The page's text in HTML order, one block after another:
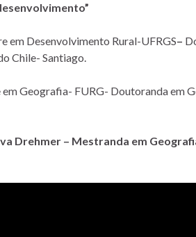
em Desenvolvimento Rural-UFRGS–
Chile- Santiago.
Geografia- FURG- Doutoranda em
Drehmer – Mestranda em